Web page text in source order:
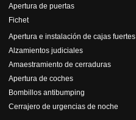
Apertura de puertas
Fichet
Apertura e instalación de cajas fuertes
Alzamientos judiciales
Amaestramiento de cerraduras
Apertura de coches
Bombillos antibumping
Cerrajero de urgencias de noche